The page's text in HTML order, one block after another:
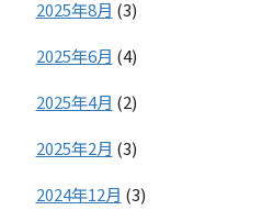
2025年8月 (3)
2025年6月 (4)
2025年4月 (2)
2025年2月 (3)
2024年12月 (3)